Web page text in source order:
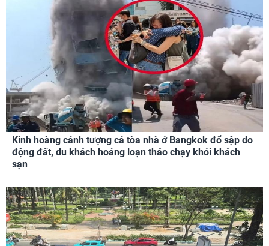
Kinh hoàng cảnh tượng cả tòa nhà ở Bangkok đổ sập do
động đất, du khách hoảng loạn tháo chạy khỏi khách
sạn